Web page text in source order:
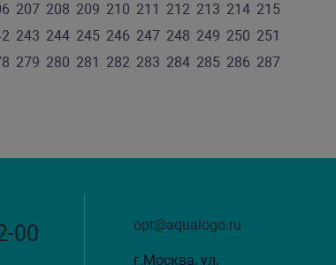
207 208 209 210 211 212 213 214 215
243 244 245 246 247 248 249 250 251
279 280 281 282 283 284 285 286 287
00 opt@aqualogo.ru
г.Москва, ул.